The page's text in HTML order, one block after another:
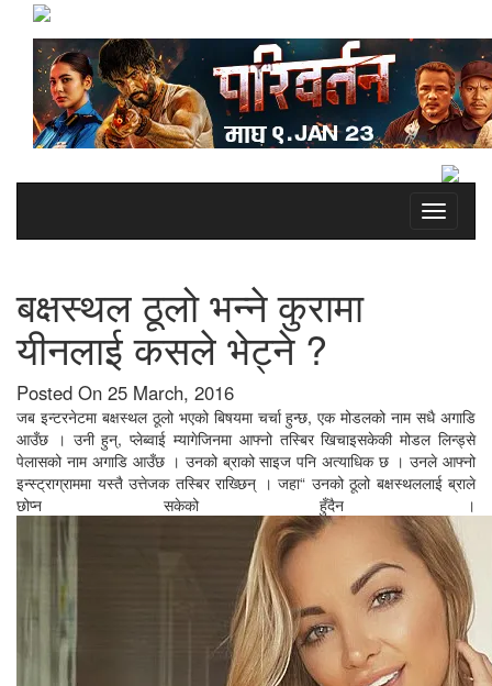
Toggle
बक्षस्थल ठूलो भन्ने कुरामा
यीनलाई कसले भेट्ने ?
Posted On 25 March, 2016
जब इन्टरनेटमा बक्षस्थल ठूलो भएको बिषयमा चर्चा हुन्छ, एक मोडलको नाम सधै अगाडि
आउँछ । उनी हुन्, प्लेब्वाई म्यागेजिनमा आफ्नो तस्बिर खिचाइसकेकी मोडल लिन्ड्से
पेलासको नाम अगाडि आउँछ । उनको ब्राको साइज पनि अत्याधिक छ । उनले आफ्नो
इन्स्ट्राग्राममा यस्तै उत्तेजक तस्बिर राख्छिन् । जहा“ उनको ठूलो बक्षस्थललाई ब्राले
छोप्न सकेको हुँदैन ।